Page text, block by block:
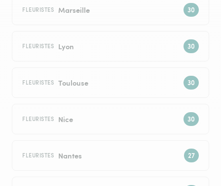
FLEURISTES Marseille
FLEURISTES Lyon
FLEURISTES Toulouse
FLEURISTES Nice
FLEURISTES Nantes